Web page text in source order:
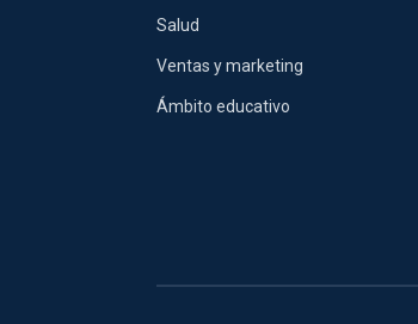
Salud
Ventas y marketing
Ámbito educativo